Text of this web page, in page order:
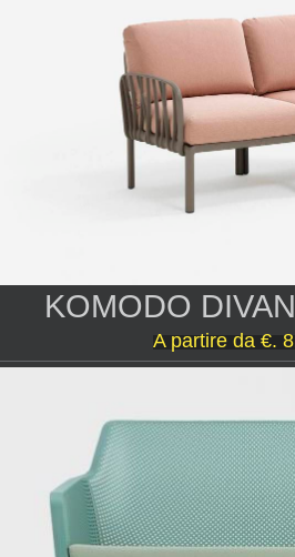
KOMODO
A partire da €.